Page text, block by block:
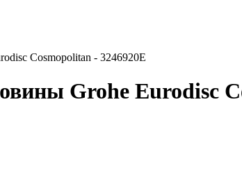
Cosmopolitan - 3246920E
Grohe Eurodisc